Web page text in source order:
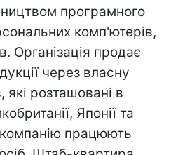
програмного
комп'ютерів,
Організація продає
через власну
розташовані в
Японії та
працюють